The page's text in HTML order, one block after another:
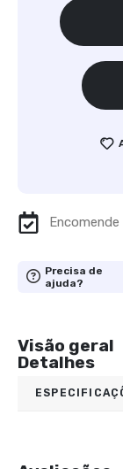
Precisa de
ajuda?
Visão geral
Detalhes